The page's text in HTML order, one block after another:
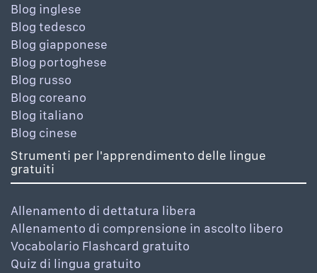
Blog inglese
Blog tedesco
Blog giapponese
Blog portoghese
Blog russo
Blog coreano
Blog italiano
Blog cinese
Strumenti per l'apprendimento delle lingue
gratuiti
Allenamento di dettatura libera
Allenamento di comprensione in ascolto libero
Vocabolario Flashcard gratuito
Quiz di lingua gratuito